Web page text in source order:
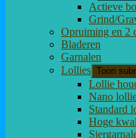
Actieve
Grind/
Opruiming en 2
Bladeren
Garnalen
Lollies Toon
Lollie
Nano
Standard
Hoge